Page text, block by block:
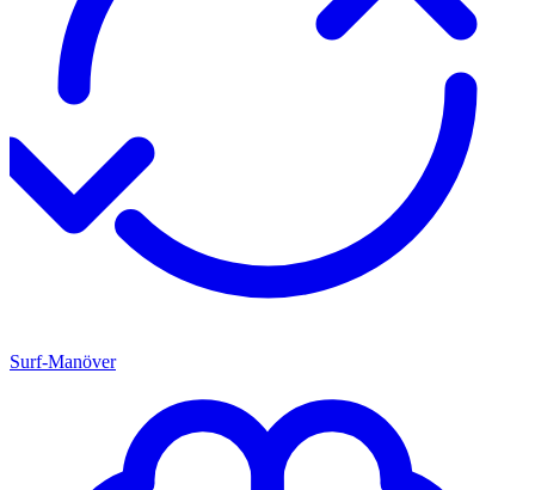
Surf-Manöver